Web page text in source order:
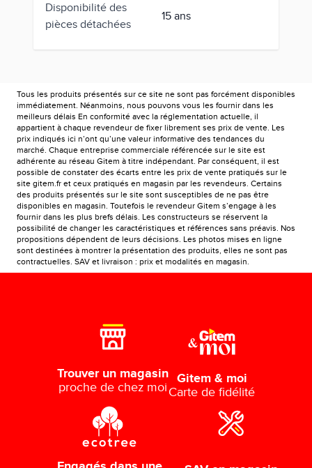
Disponibilité des
pièces détachées
15 ans
Tous les produits présentés sur ce site ne sont pas forcément disponibles
immédiatement. Néanmoins, nous pouvons vous les fournir dans les
meilleurs délais En conformité avec la réglementation actuelle, il
appartient à chaque revendeur de fixer librement ses prix de vente. Les
prix indiqués ici n’ont qu’une valeur informative des tendances du
marché. Chaque entreprise commerciale référencée sur le site est
adhérente au réseau Gitem à titre indépendant. Par conséquent, il est
possible de constater des écarts entre les prix de vente pratiqués sur le
site gitem.fr et ceux pratiqués en magasin par les revendeurs. Certains
des produits présentés sur le site sont susceptibles de ne pas être
disponibles en magasin. Toutefois le revendeur Gitem s’engage à les
fournir dans les plus brefs délais. Les constructeurs se réservent la
possibilité de changer les caractéristiques et références sans préavis. Nos
propositions dépendent de leurs décisions. Les photos mises en ligne
sont destinées à montrer la présentation des produits, elles ne sont pas
contractuelles. SAV et livraison : prix et modalités en magasin.
Trouver un magasin
proche de chez moi
Gitem & moi
Carte de fidélité